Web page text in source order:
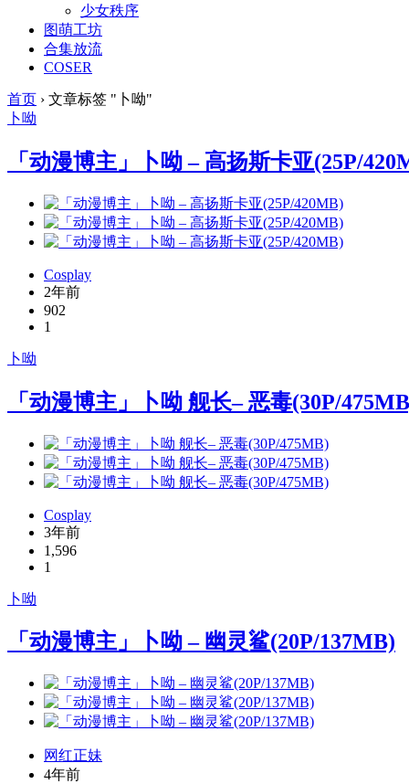
少女秩序
图萌工坊
合集放流
COSER
首页 › 文章标签 "卜呦"
卜呦
「动漫博主」卜呦 – 高扬斯卡亚(25P/
Cosplay
2年前
902
1
卜呦
「动漫博主」卜呦 舰长– 恶毒(30P/
Cosplay
3年前
1,596
1
卜呦
「动漫博主」卜呦 – 幽灵鲨(20P/137MB)
网红正妹
4年前